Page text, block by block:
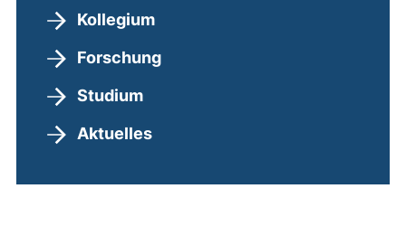
Kollegium
Forschung
Studium
Aktuelles